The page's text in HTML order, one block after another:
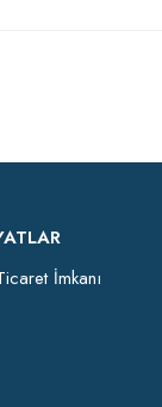
İmkanı